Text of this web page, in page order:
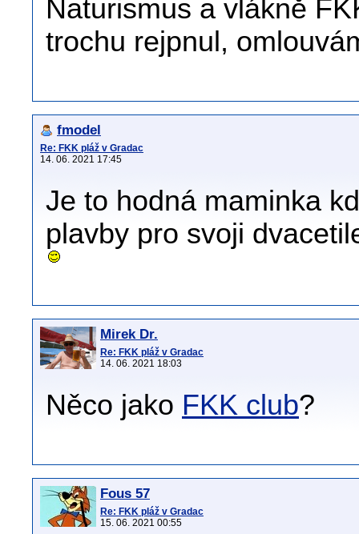
Naturismus a vlákně
trochu rejpnul,
fmodel
Re: FKK pláž v Gradac
14. 06. 2021 17:45
Je to hodná maminka
plavby pro svoji
Mirek Dr.
Re: FKK pláž v Gradac
14. 06. 2021 18:03
Něco jako FKK club?
Fous 57
Re: FKK pláž v Gradac
15. 06. 2021 00:55